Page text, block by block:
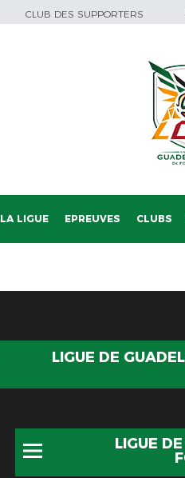
CLUB DES SUPPORTERS
LA LIGUE EPREUVES CLUBS